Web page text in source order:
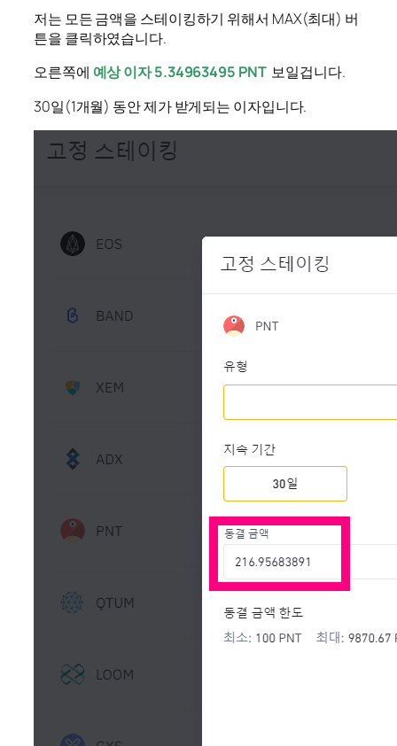
저는 모든 금액을 스테이킹하기 위해서 MAX(최대) 버
튼을 클릭하였습니다.
오른쪽에 예상 이자 5.34963495 PNT보일겁니다.
30일(1개월) 동안 제가 받게되는 이자입니다.